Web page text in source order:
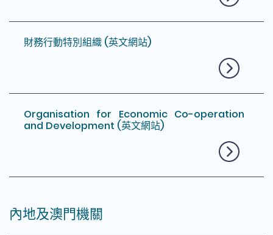
財務行動特別組織 (英文網站)
Organisation for Economic Co-operation
and Development (英文網站)
內地及澳門機關